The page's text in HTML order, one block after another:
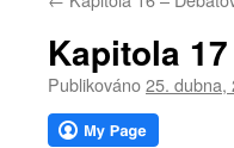
webu
Kapitola
Publikováno25. dubna,